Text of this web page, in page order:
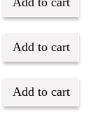
Add to cart
Add to cart